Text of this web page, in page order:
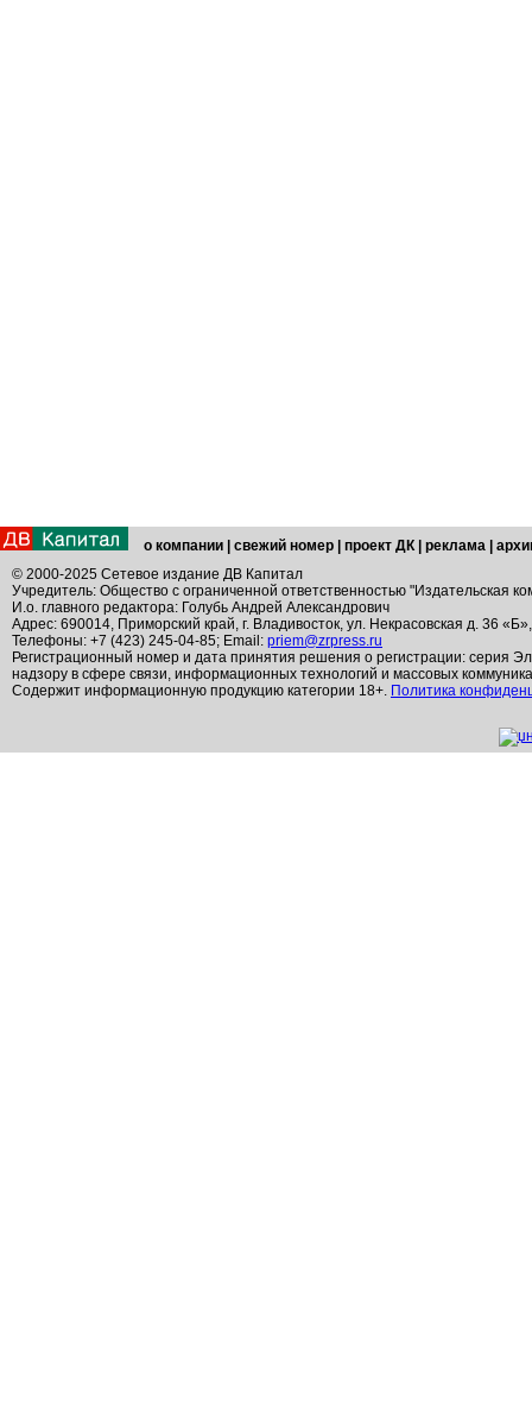
о компании свежий номер проект ДК реклама
© 2000-2025 Сетевое издание ДВ Капитал
Учредитель: Общество с ограниченной ответственностью "Издательская
И.о. главного редактора: Голубь Андрей Александрович
Адрес: 690014, Приморский край, г. Владивосток, ул. Некрасовская д. 36
Телефоны: +7 (423) 245-04-85; Email: priem@zrpress.ru
Регистрационный номер и дата принятия решения о регистрации: серия
надзору в сфере связи, информационных технологий и массовых
Содержит информационную продукцию категории 18+. Политика